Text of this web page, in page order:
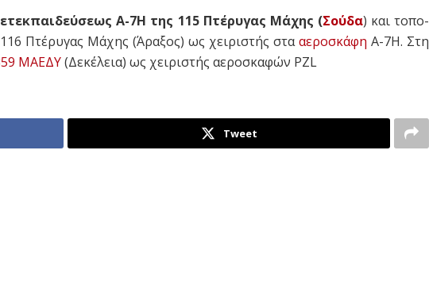
Α-7Η της 115 Πτέρυγας Μάχης (Σούδα) και το­πο­
Πτέρυγας Μά­χης (Άραξος) ως χειριστής στααεροσκάφη Α-7Η. Στη
ΜΑΕΔΥ(Δεκέλεια) ως χειριστής αεροσκαφών PZL
Tweet